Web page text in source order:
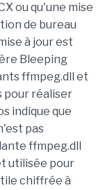
ou qu'une mise
de bureau
à jour est
Bleeping
ffmpeg.dll et
pour réaliser
indique que
pas
ffmpeg.dll
utilisée pour
chiffrée à